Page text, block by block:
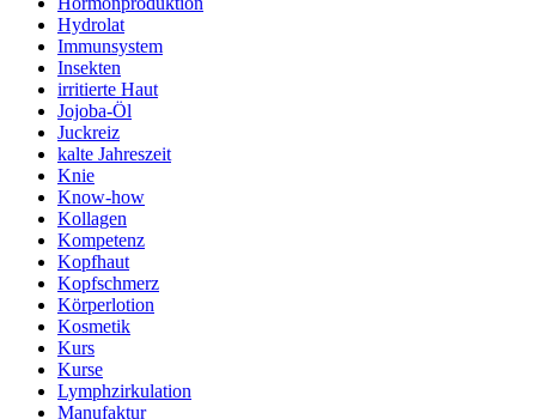
Hydrolat
Immunsystem
Insekten
irritierte Haut
Jojoba-Öl
Juckreiz
kalte Jahreszeit
Knie
Know-how
Kollagen
Kompetenz
Kopfhaut
Kopfschmerz
Körperlotion
Kosmetik
Kurs
Kurse
Lymphzirkulation
Manufaktur